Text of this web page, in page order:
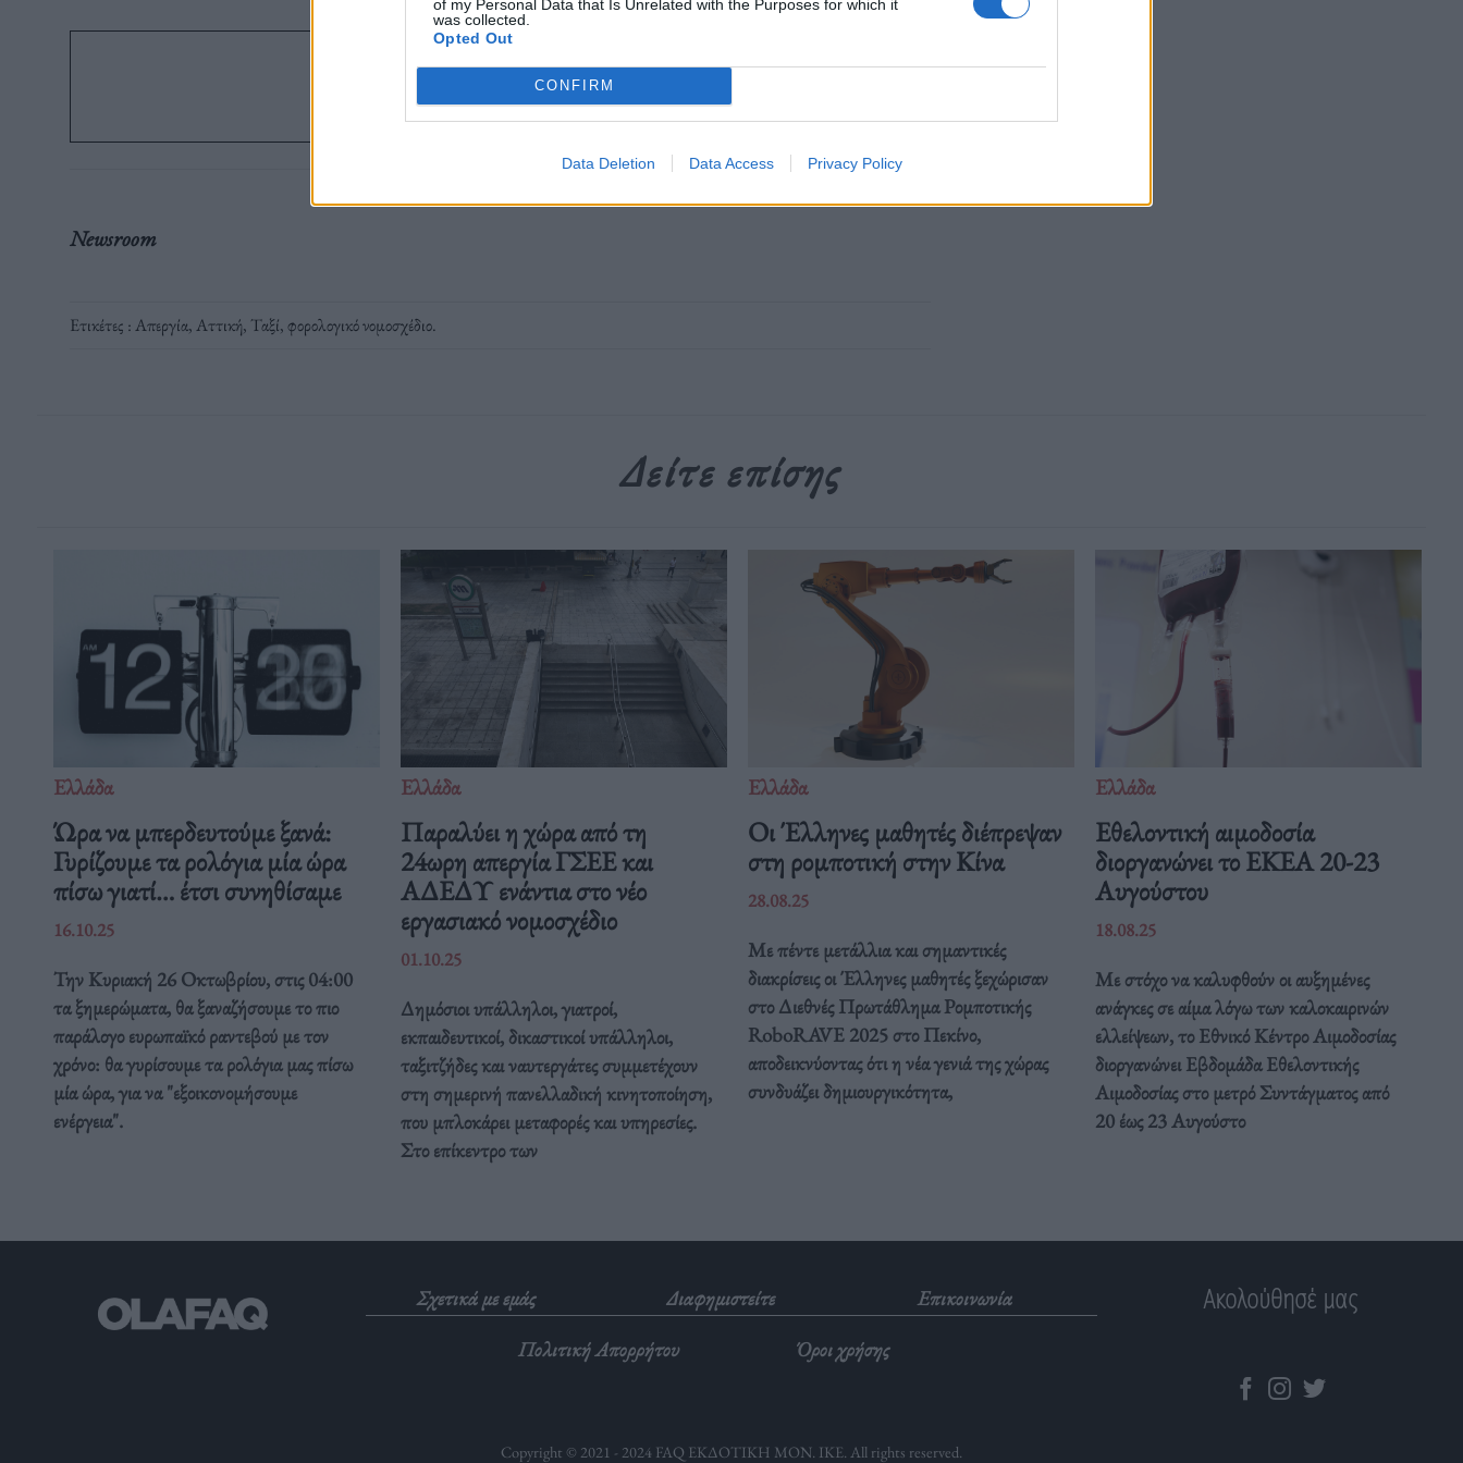
of my Personal Data that Is Unrelated with the Purposes for which it
was collected.
Opted Out
CONFIRM
Data Deletion Data Access Privacy Policy
στο Google News
Newsroom
Ετικέτες :Απεργία,Αττική, Ταξί,φορολογικό νομοσχέδιο.
Δείτε επίσης
Ελλάδα
Ώρα να μπερδευτούμε ξανά:
Γυρίζουμε τα ρολόγια μία ώρα
πίσω γιατί… έτσι συνηθίσαμε
16.10.25
Την Κυριακή 26 Οκτωβρίου, στις 04:00
τα ξημερώματα, θα ξαναζήσουμε το πιο
παράλογο ευρωπαϊκό ραντεβού με τον
χρόνο: θα γυρίσουμε τα ρολόγια μας πίσω
μία ώρα, για να "εξοικονομήσουμε
ενέργεια".
Ελλάδα
Παραλύει η χώρα από τη
24ωρη απεργία ΓΣΕΕ και
ΑΔΕΔΥ ενάντια στο νέο
εργασιακό νομοσχέδιο
01.10.25
Δημόσιοι υπάλληλοι, γιατροί,
εκπαιδευτικοί, δικαστικοί υπάλληλοι,
ταξιτζήδες και ναυτεργάτες συμμετέχουν
στη σημερινή πανελλαδική κινητοποίηση,
που μπλοκάρει μεταφορές και υπηρεσίες.
Στο επίκεντρο των
Ελλάδα
Οι Έλληνες μαθητές διέπρεψαν
στη ρομποτική στην Κίνα
28.08.25
Με πέντε μετάλλια και σημαντικές
διακρίσεις οι Έλληνες μαθητές ξεχώρισαν
στο Διεθνές Πρωτάθλημα Ρομποτικής
RoboRAVE 2025 στο Πεκίνο,
αποδεικνύοντας ότι η νέα γενιά της χώρας
συνδυάζει δημιουργικότητα,
Ελλάδα
Eθελοντική αιμοδοσία
διοργανώνει το ΕΚΕΑ 20-23
Αυγούστου
18.08.25
Με στόχο να καλυφθούν οι αυξημένες
ανάγκες σε αίμα λόγω των καλοκαιρινών
ελλείψεων, το Εθνικό Κέντρο Αιμοδοσίας
διοργανώνει Εβδομάδα Εθελοντικής
Αιμοδοσίας στο μετρό Συντάγματος από
20 έως 23 Αυγούστο
Σχετικά με εμάς Διαφημιστείτε
Επικοινωνία
Πολιτική Απορρήτου
Όροι χρήσης
Ακολούθησέ μας
Copyright © 2021 - 2024 FAQ ΕΚΔΟΤΙΚΗ ΜΟΝ. ΙΚΕ. All rights reserved.